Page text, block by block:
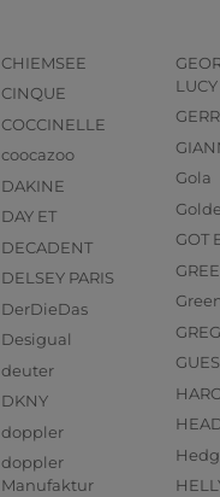
CHIEMSEE
CINQUE
COCCINELLE
coocazoo
DAKINE
DAY ET
DECADENT
DELSEY PARIS
DerDieDas
Desigual
deuter
DKNY
doppler
doppler
Manufaktur
LUCY
Gola
GOT